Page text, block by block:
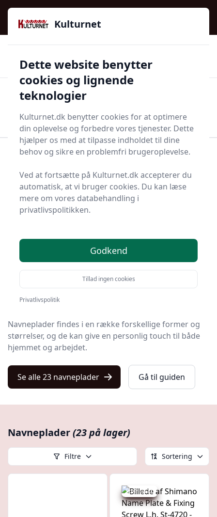
Kulturnet - Alt Det Gode I Livet | Din Kulturguide Siden
2016
97 kategorier 👍Kun godkendte butikker
Start søgning
Bolig og indretning Kontor
Navneplader - 23 på
lager
navneplader.
hvad du behøver at vide om navneplader, fra den
grundlæggende forståelse af, hvad de er, til
avancerede anvendelser i hverdagen.
Navneplader findes i en række forskellige former og
størrelser, og de kan give en personlig touch til både
hjemmet og arbejdet.
Se alle 23 navneplader Gå til guiden
Navneplader(23 på lager)
Filtre Sortering
Spar 24 kr.
Kulturnet
Dette website benytter
cookies og lignende
teknologier
Kulturnet.dk benytter cookies for at optimere
din oplevelse og forbedre vores tjenester. Dette
hjælper os med at tilpasse indholdet til dine
behov og sikre en problemfri brugeroplevelse.
Ved at fortsætte på Kulturnet.dk accepterer du
automatisk, at vi bruger cookies. Du kan læse
mere om vores databehandling i
privatlivspolitikken.
Godkend
Tillad ingen cookies
Privatlivspolitik